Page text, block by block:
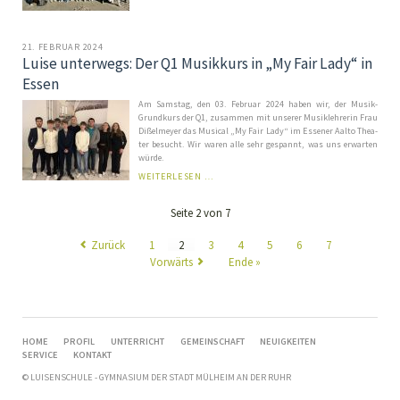
21. FEBRUAR 2024
Luise unterwegs: Der Q1 Musikkurs in „My Fair Lady“ in
Essen
Am Samstag, den 03. Februar 2024 ha­ben wir, der Mu­sik-
Grund­kurs der Q1, zu­sam­men mit un­se­rer Mu­sik­leh­re­rin Frau
Diß­el­mey­er das Mu­sical „My Fair Lady“ im Es­sener Aalto The­a­
ter be­sucht. Wir wa­ren alle sehr ge­spannt, was uns er­war­ten
wür­de.
WEITERLESEN …
Q1
IN
„MY
FAIR
Seite 2 von 7
Zurück 1 2 3 4 5 6
7
Vorwärts
Ende »
NAVIGATION
ÜBERSPRINGEN
HOME PROFIL UNTERRICHT GEMEINSCHAFT
NEUIGKEITEN
SERVICE
KONTAKT
© LUISENSCHULE - GYMNASIUM DER STADT MÜLHEIM AN DER RUHR